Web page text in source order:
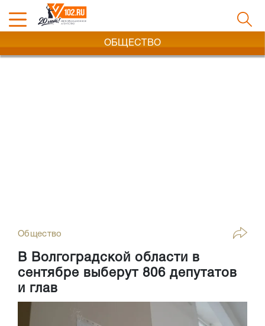
ОБЩЕСТВО
Общество
В Волгоградской области в
сентябре выберут 806 депутатов
и глав